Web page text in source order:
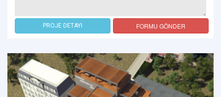
PROJE DETAYI FORMU GÖNDER